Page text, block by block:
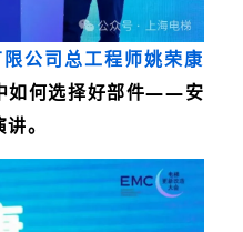
公司总工程师姚荣康
如何选择好部件——安
。